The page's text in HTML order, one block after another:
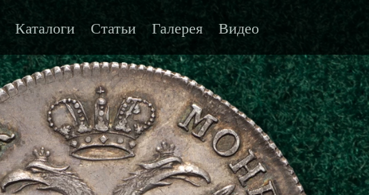
Каталоги Статьи Галерея Видео